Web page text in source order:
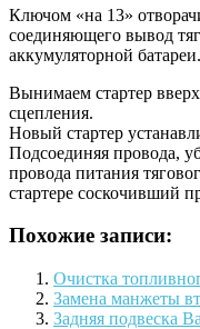
Ключом «на 13»
соединяющего вывод
аккумуляторной батареи.
Вынимаем стартер
сцепления.
Новый стартер
Подсоединяя провода,
провода питания
стартере соскочивший
Похожие записи:
Очистка
Замена манжеты
Задняя подвеска